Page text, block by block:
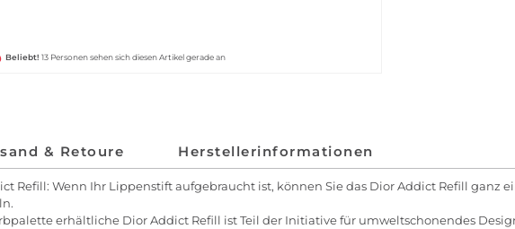
Beliebt! 13 Personen sehen sich diesen Artikel gerade an
& Retoure Herstellerinformationen
Refill: Wenn Ihr Lippenstift aufgebraucht ist, können Sie das Dior Addict Refill ganz
erhältliche Dior Addict Refill ist Teil der Initiative für umweltschonendes